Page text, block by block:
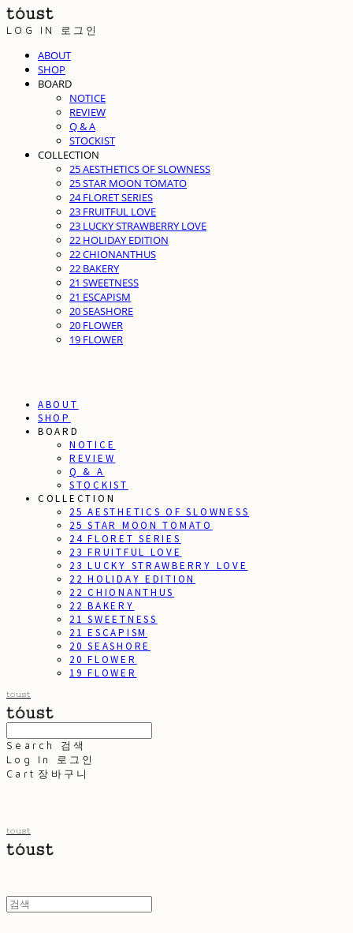
LOG IN 로그인
ABOUT
SHOP
BOARD
NOTICE
REVIEW
Q & A
STOCKIST
COLLECTION
25 AESTHETICS OF SLOWNESS
25 STAR MOON TOMATO
24 FLORET SERIES
23 FRUITFUL LOVE
23 LUCKY STRAWBERRY LOVE
22 HOLIDAY EDITION
22 CHIONANTHUS
22 BAKERY
21 SWEETNESS
21 ESCAPISM
20 SEASHORE
20 FLOWER
19 FLOWER
ABOUT
SHOP
BOARD
NOTICE
REVIEW
Q & A
STOCKIST
COLLECTION
25 AESTHETICS OF SLOWNESS
25 STAR MOON TOMATO
24 FLORET SERIES
23 FRUITFUL LOVE
23 LUCKY STRAWBERRY LOVE
22 HOLIDAY EDITION
22 CHIONANTHUS
22 BAKERY
21 SWEETNESS
21 ESCAPISM
20 SEASHORE
20 FLOWER
19 FLOWER
toust
Search
검색
Log In
로그인
Cart 장바구니
toust